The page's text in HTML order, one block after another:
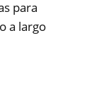
para
a largo